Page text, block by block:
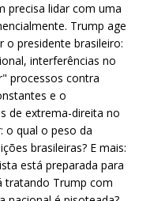
precisa lidar com uma
Trump age
o presidente brasileiro:
interferências no
processos contra
e o
de extrema-direita no
o qual o peso da
brasileiras? E mais:
está preparada para
tratando Trump com